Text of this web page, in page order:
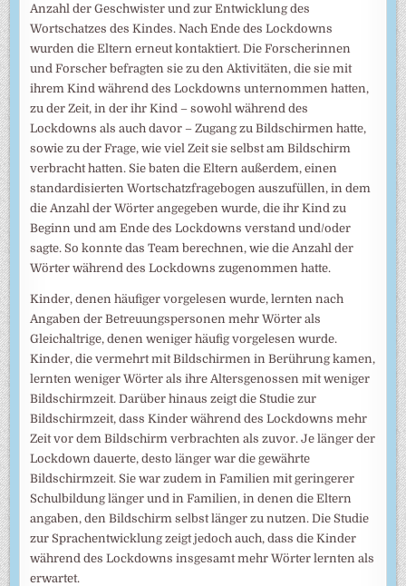
Anzahl der Geschwister und zur Entwicklung des
Wortschatzes des Kindes. Nach Ende des Lockdowns
wurden die Eltern erneut kontaktiert. Die Forscherinnen
und Forscher befragten sie zu den Aktivitäten, die sie mit
ihrem Kind während des Lockdowns unternommen hatten,
zu der Zeit, in der ihr Kind – sowohl während des
Lockdowns als auch davor – Zugang zu Bildschirmen hatte,
sowie zu der Frage, wie viel Zeit sie selbst am Bildschirm
verbracht hatten. Sie baten die Eltern außerdem, einen
standardisierten Wortschatzfragebogen auszufüllen, in dem
die Anzahl der Wörter angegeben wurde, die ihr Kind zu
Beginn und am Ende des Lockdowns verstand und/oder
sagte. So konnte das Team berechnen, wie die Anzahl der
Wörter während des Lockdowns zugenommen hatte.
Kinder, denen häufiger vorgelesen wurde, lernten nach
Angaben der Betreuungspersonen mehr Wörter als
Gleichaltrige, denen weniger häufig vorgelesen wurde.
Kinder, die vermehrt mit Bildschirmen in Berührung kamen,
lernten weniger Wörter als ihre Altersgenossen mit weniger
Bildschirmzeit. Darüber hinaus zeigt die Studie zur
Bildschirmzeit, dass Kinder während des Lockdowns mehr
Zeit vor dem Bildschirm verbrachten als zuvor. Je länger der
Lockdown dauerte, desto länger war die gewährte
Bildschirmzeit. Sie war zudem in Familien mit geringerer
Schulbildung länger und in Familien, in denen die Eltern
angaben, den Bildschirm selbst länger zu nutzen. Die Studie
zur Sprachentwicklung zeigt jedoch auch, dass die Kinder
während des Lockdowns insgesamt mehr Wörter lernten als
erwartet.